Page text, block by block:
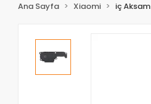
Ana Sayfa Xiaomi iç Aksam